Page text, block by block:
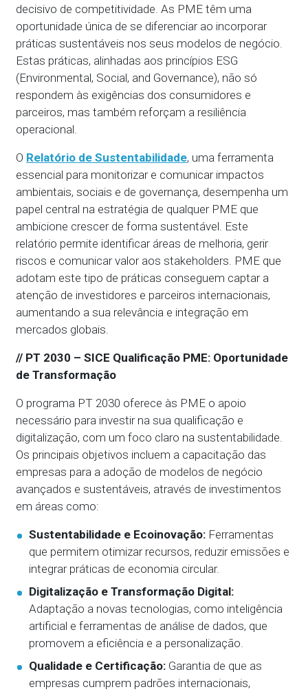
decisivo de competitividade. As PME têm uma
oportunidade única de se diferenciar ao incorporar
práticas sustentáveis nos seus modelos de negócio.
Estas práticas, alinhadas aos princípios ESG
(Environmental, Social, and Governance), não só
respondem às exigências dos consumidores e
parceiros, mas também reforçam a resiliência
operacional.
O Relatório de Sustentabilidade, uma ferramenta
essencial para monitorizar e comunicar impactos
ambientais, sociais e de governança, desempenha um
papel central na estratégia de qualquer PME que
ambicione crescer de forma sustentável. Este
relatório permite identificar áreas de melhoria, gerir
riscos e comunicar valor aos stakeholders. PME que
adotam este tipo de práticas conseguem captar a
atenção de investidores e parceiros internacionais,
aumentando a sua relevância e integração em
mercados globais.
// PT 2030 – SICE Qualificação PME: Oportunidade
de Transformação
O programa PT 2030 oferece às PME o apoio
necessário para investir na sua qualificação e
digitalização, com um foco claro na sustentabilidade.
Os principais objetivos incluem a capacitação das
empresas para a adoção de modelos de negócio
avançados e sustentáveis, através de investimentos
em áreas como:
Sustentabilidade e Ecoinovação: Ferramentas
que permitem otimizar recursos, reduzir emissões e
integrar práticas de economia circular.
Digitalização e Transformação Digital:
Adaptação a novas tecnologias, como inteligência
artificial e ferramentas de análise de dados, que
promovem a eficiência e a personalização.
Qualidade e Certificação: Garantia de que as
empresas cumprem padrões internacionais,